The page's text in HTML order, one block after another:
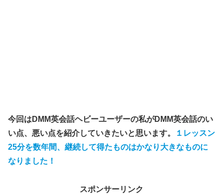
今回はDMM英会話ヘビーユーザーの私がDMM英会話のい
い点、悪い点を紹介していきたいと思います。
１レッスン
25分を数年間、継続して得たものはかなり大きなものに
なりました！
スポンサーリンク